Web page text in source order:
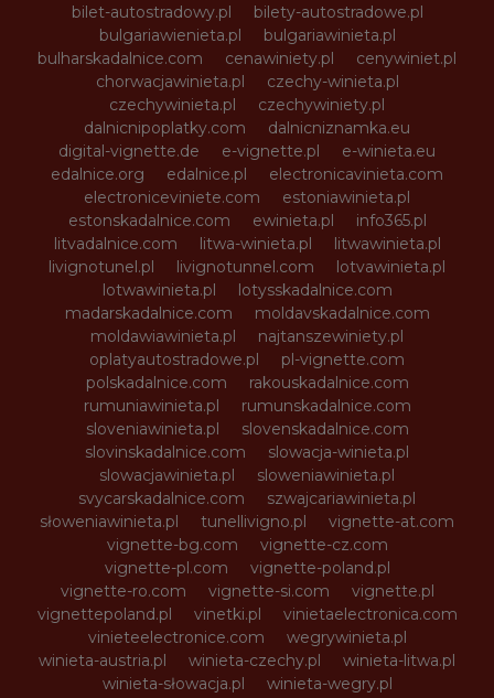
bilet-autostradowy.pl
bilety-autostradowe.pl
bulgariawienieta.pl
bulgariawinieta.pl
bulharskadalnice.com
cenawiniety.pl
cenywiniet.pl
chorwacjawinieta.pl
czechy-winieta.pl
czechywinieta.pl
czechywiniety.pl
dalnicnipoplatky.com
dalnicniznamka.eu
digital-vignette.de
e-vignette.pl
e-winieta.eu
edalnice.org
edalnice.pl
electronicavinieta.com
electroniceviniete.com
estoniawinieta.pl
estonskadalnice.com
ewinieta.pl
info365.pl
litvadalnice.com
litwa-winieta.pl
litwawinieta.pl
livignotunel.pl
livignotunnel.com
lotvawinieta.pl
lotwawinieta.pl
lotysskadalnice.com
madarskadalnice.com
moldavskadalnice.com
moldawiawinieta.pl
najtanszewiniety.pl
oplatyautostradowe.pl
pl-vignette.com
polskadalnice.com
rakouskadalnice.com
rumuniawinieta.pl
rumunskadalnice.com
sloveniawinieta.pl
slovenskadalnice.com
slovinskadalnice.com
slowacja-winieta.pl
slowacjawinieta.pl
sloweniawinieta.pl
svycarskadalnice.com
szwajcariawinieta.pl
słoweniawinieta.pl
tunellivigno.pl
vignette-at.com
vignette-bg.com
vignette-cz.com
vignette-pl.com
vignette-poland.pl
vignette-ro.com
vignette-si.com
vignette.pl
vignettepoland.pl
vinetki.pl
vinietaelectronica.com
vinieteelectronice.com
wegrywinieta.pl
winieta-austria.pl
winieta-czechy.pl
winieta-litwa.pl
winieta-słowacja.pl
winieta-wegry.pl